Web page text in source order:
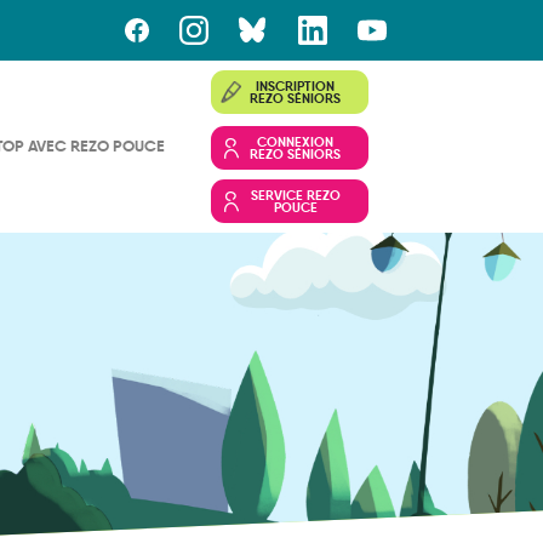
AVEC REZO POUCE
INSCRIPTION
REZO SÉNIORS
CONNEXION
REZO SÉNIORS
SERVICE REZO
POUCE